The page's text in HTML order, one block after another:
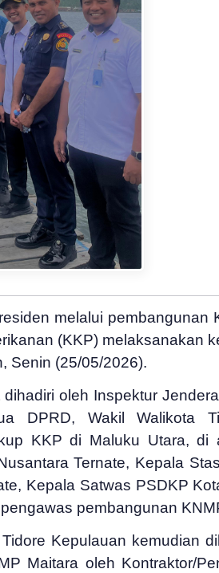
melalui pembangunan
(KKP) melaksanakan
Senin (25/05/2026).
oleh Inspektur
DPRD, Wakil Walikota
KKP di Maluku Utara, di
Ternate, Kepala
Kepala Satwas PSDKP
pembangunan
Kepulauan kemudian
Maitara oleh Kontraktor/